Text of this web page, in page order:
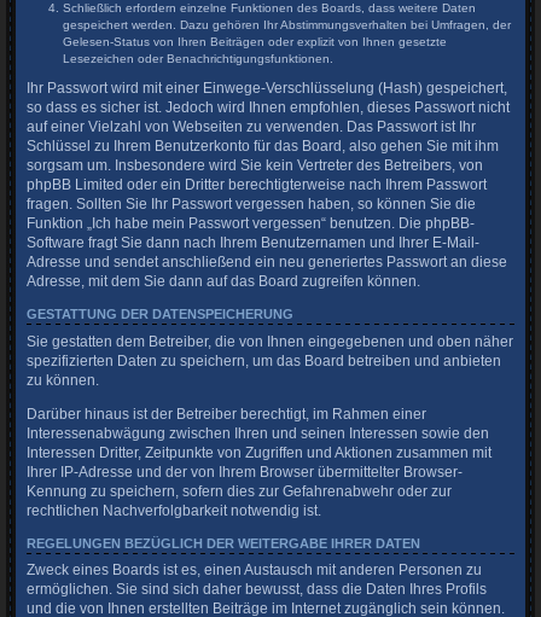
Schließlich erfordern einzelne Funktionen des Boards, dass weitere Daten
gespeichert werden. Dazu gehören Ihr Abstimmungsverhalten bei Umfragen, der
Gelesen-Status von Ihren Beiträgen oder explizit von Ihnen gesetzte
Lesezeichen oder Benachrichtigungsfunktionen.
Ihr Passwort wird mit einer Einwege-Verschlüsselung (Hash) gespeichert,
so dass es sicher ist. Jedoch wird Ihnen empfohlen, dieses Passwort nicht
auf einer Vielzahl von Webseiten zu verwenden. Das Passwort ist Ihr
Schlüssel zu Ihrem Benutzerkonto für das Board, also gehen Sie mit ihm
sorgsam um. Insbesondere wird Sie kein Vertreter des Betreibers, von
phpBB Limited oder ein Dritter berechtigterweise nach Ihrem Passwort
fragen. Sollten Sie Ihr Passwort vergessen haben, so können Sie die
Funktion „Ich habe mein Passwort vergessen“ benutzen. Die phpBB-
Software fragt Sie dann nach Ihrem Benutzernamen und Ihrer E-Mail-
Adresse und sendet anschließend ein neu generiertes Passwort an diese
Adresse, mit dem Sie dann auf das Board zugreifen können.
GESTATTUNG DER DATENSPEICHERUNG
Sie gestatten dem Betreiber, die von Ihnen eingegebenen und oben näher
spezifizierten Daten zu speichern, um das Board betreiben und anbieten
zu können.
Darüber hinaus ist der Betreiber berechtigt, im Rahmen einer
Interessenabwägung zwischen Ihren und seinen Interessen sowie den
Interessen Dritter, Zeitpunkte von Zugriffen und Aktionen zusammen mit
Ihrer IP-Adresse und der von Ihrem Browser übermittelter Browser-
Kennung zu speichern, sofern dies zur Gefahrenabwehr oder zur
rechtlichen Nachverfolgbarkeit notwendig ist.
REGELUNGEN BEZÜGLICH DER WEITERGABE IHRER DATEN
Zweck eines Boards ist es, einen Austausch mit anderen Personen zu
ermöglichen. Sie sind sich daher bewusst, dass die Daten Ihres Profils
und die von Ihnen erstellten Beiträge im Internet zugänglich sein können.